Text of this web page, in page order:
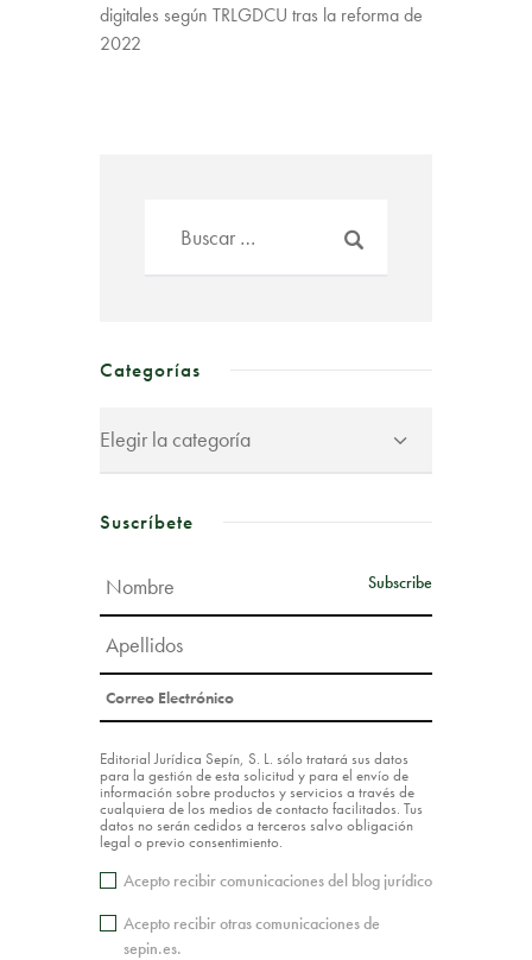
digitales según TRLGDCU tras la reforma de
2022
Categorías
Suscríbete
Editorial Jurídica Sepín, S. L. sólo tratará sus datos
para la gestión de esta solicitud y para el envío de
información sobre productos y servicios a través de
cualquiera de los medios de contacto facilitados. Tus
datos no serán cedidos a terceros salvo obligación
legal o previo consentimiento.
Acepto recibir comunicaciones del blog jurídico
Acepto recibir otras comunicaciones de
sepin.es.